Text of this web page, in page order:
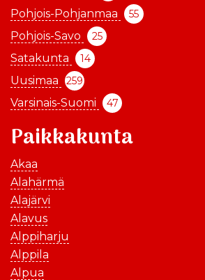
Pohjois-Pohjanmaa 55
Pohjois-Savo 25
Satakunta 14
Uusimaa 259
Varsinais-Suomi 47
Paikkakunta
Akaa
Alahärmä
Alajärvi
Alavus
Alppiharju
Alppila
Alpua